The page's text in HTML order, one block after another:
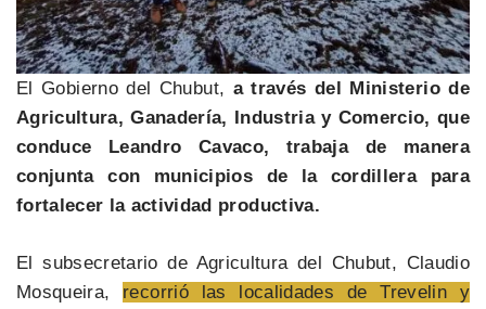
El Gobierno del Chubut, a través del Ministerio de
Agricultura, Ganadería, Industria y Comercio, que
conduce Leandro Cavaco, trabaja de manera
conjunta con municipios de la cordillera para
fortalecer la actividad productiva.
El subsecretario de Agricultura del Chubut, Claudio
Mosqueira, recorrió las localidades de Trevelin y